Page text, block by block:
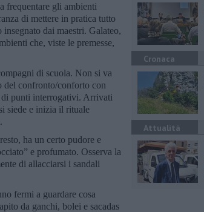
frequentare gli ambienti
di mettere in pratica tutto
insegnato dai maestri. Galateo,
che, viste le premesse,
di scuola. Non si va
del confronto/conforto con
di punti interrogativi. Arrivati
siede e inizia il rituale
ha un certo pudore e
e profumato. Osserva la
di allacciarsi i sandali
fermi a guardare cosa
da ganchi, bolei e sacadas
Cronaca
Attualità